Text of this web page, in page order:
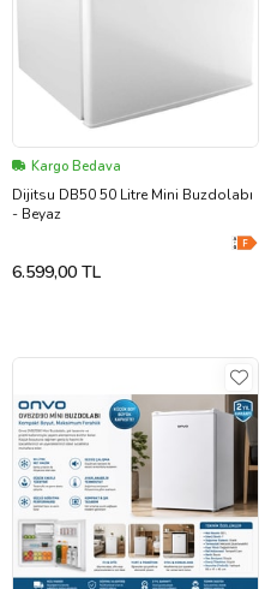
Kargo Bedava
Dijitsu DB50 50 Litre Mini Buzdolabı
- Beyaz
6.599,00 TL